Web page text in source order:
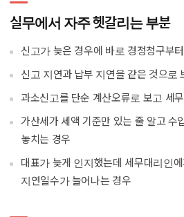
실무에서 자주 헷갈리는 부분
신고가 늦은 경우에 바로 경정청구부
신고 지연과 납부 지연을 같은 것으로
과소신고를 단순 계산오류로 보고 세
가산세가 세액 기준만 있는 줄 알고 수
놓치는 경우
대표가 늦게 인지했는데 세무대리인
지연일수가 늘어나는 경우